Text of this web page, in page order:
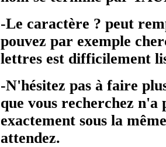
-Le caractère ? peut
pouvez par exemple
lettres est difficilement
-N'hésitez pas à faire
que vous recherchez n'a
exactement sous la
attendez.